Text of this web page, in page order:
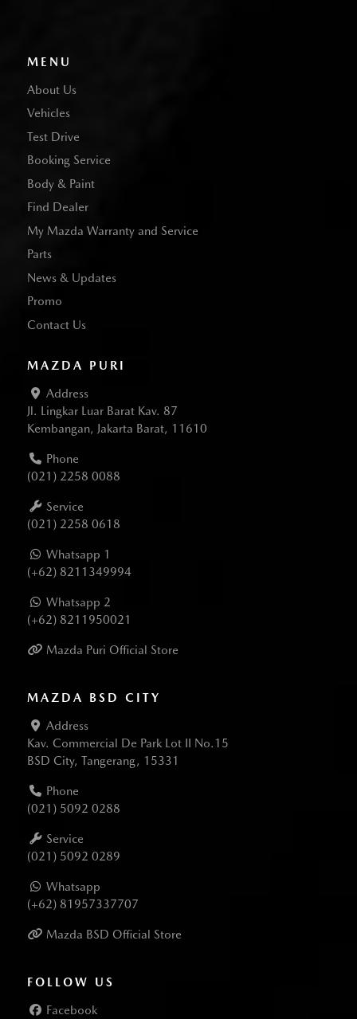
MENU
About Us
Vehicles
Test Drive
Booking Service
Body & Paint
Find Dealer
My Mazda Warranty and Service
Parts
News & Updates
Promo
Contact Us
MAZDA PURI
Address
Jl. Lingkar Luar Barat Kav. 87
Kembangan, Jakarta Barat, 11610
Phone
(021) 2258 0088
Service
(021) 2258 0618
Whatsapp 1
(+62) 8211349994
Whatsapp 2
(+62) 8211950021
Mazda Puri Official Store
MAZDA BSD CITY
Address
Kav. Commercial De Park Lot II No.15
BSD City, Tangerang, 15331
Phone
(021) 5092 0288
Service
(021) 5092 0289
Whatsapp
(+62) 81957337707
Mazda BSD Official Store
FOLLOW US
Facebook